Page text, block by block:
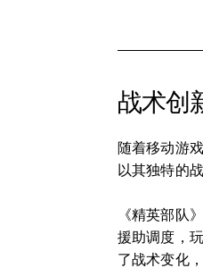
战术创
随着移动游
以其独特的
《精英部队
援助调度，
了战术变化